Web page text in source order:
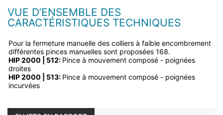
VUE D’ENSEMBLE DES
CARACTÉRISTIQUES TECHNIQUES
Pour la fermeture manuelle des colliers à faible encombrement
différentes pinces manuelles sont proposées 168.
HIP 2000 | 512: Pince à mouvement composé - poignées
droites
HIP 2000 | 513: Pince à mouvement composé - poignées
incurvées